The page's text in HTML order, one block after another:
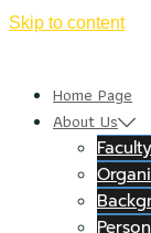
Skip to content
Home Page
About Us